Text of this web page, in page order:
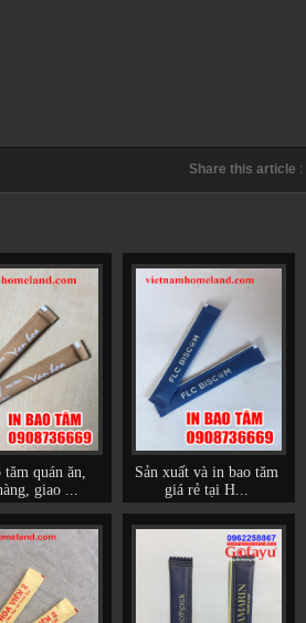
Share this article :
quán ăn,
giao ...
Sản xuất và in bao tăm
giá rẻ tại H...